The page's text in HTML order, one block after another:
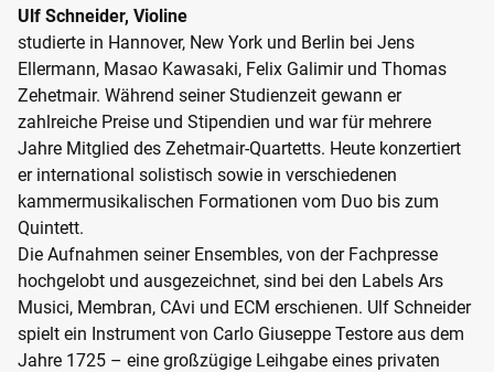
Ulf Schneider, Violine
studierte in Hannover, New York und Berlin bei Jens
Ellermann, Masao Kawasaki, Felix Galimir und Thomas
Zehetmair. Während seiner Studienzeit gewann er
zahlreiche Preise und Stipendien und war für mehrere
Jahre Mitglied des Zehetmair-Quartetts. Heute konzertiert
er international solistisch sowie in verschiedenen
kammermusikalischen Formationen vom Duo bis zum
Quintett.
Die Aufnahmen seiner Ensembles, von der Fachpresse
hochgelobt und ausgezeichnet, sind bei den Labels Ars
Musici, Membran, CAvi und ECM erschienen. Ulf Schneider
spielt ein Instrument von Carlo Giuseppe Testore aus dem
Jahre 1725 – eine großzügige Leihgabe eines privaten